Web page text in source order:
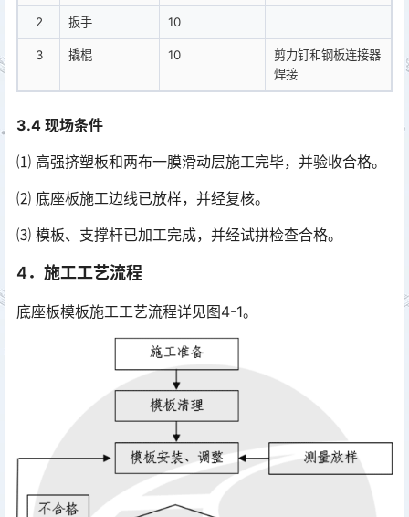
2 扳手 10
3 撬棍 10
剪力钉和钢板连接器
焊接
3.4 现场条件
⑴ 高强挤塑板和两布一膜滑动层施工完毕，并验收合格。
⑵ 底座板施工边线已放样，并经复核。
⑶ 模板、支撑杆已加工完成，并经试拼检查合格。
4．施工工艺流程
底座板模板施工工艺流程详见图4-1。